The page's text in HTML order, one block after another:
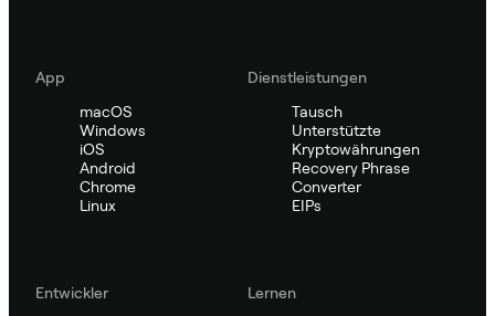
App
macOS
Windows
iOS
Android
Chrome
Linux
Dienstleistungen
Tausch
Unterstützte
Kryptowährungen
Recovery Phrase
Converter
EIPs
Entwickler Lernen